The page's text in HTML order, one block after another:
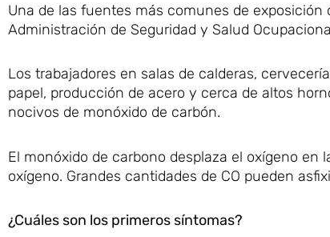
Una de las fuentes más comunes de
Administración de Seguridad y Salud
Los trabajadores en salas de calderas,
papel, producción de acero y cerca de altos
nocivos de monóxido de carbón.
El monóxido de carbono desplaza el oxígeno
oxígeno. Grandes cantidades de CO pueden
¿Cuáles son los primeros síntomas?